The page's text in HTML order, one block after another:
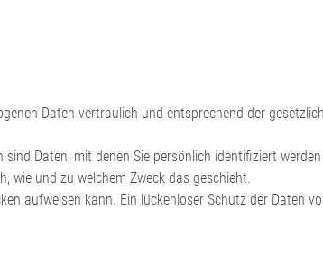
Daten vertraulich und entsprechend der
Daten, mit denen Sie persönlich identifiziert
wie und zu welchem Zweck das geschieht.
aufweisen kann. Ein lückenloser Schutz der Daten